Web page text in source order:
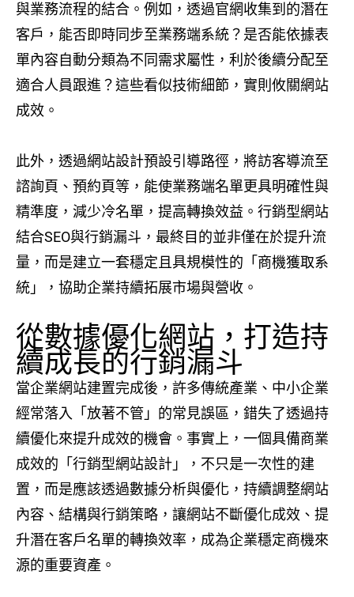
與業務流程的結合。例如，透過官網收集到的潛在
客戶，能否即時同步至業務端系統？是否能依據表
單內容自動分類為不同需求屬性，利於後續分配至
適合人員跟進？這些看似技術細節，實則攸關網站
成效。
此外，透過網站設計預設引導路徑，將訪客導流至
諮詢頁、預約頁等，能使業務端名單更具明確性與
精準度，減少冷名單，提高轉換效益。行銷型網站
結合SEO與行銷漏斗，最終目的並非僅在於提升流
量，而是建立一套穩定且具規模性的「商機獲取系
統」，協助企業持續拓展市場與營收。
從數據優化網站，打造持
續成長的行銷漏斗
當企業網站建置完成後，許多傳統產業、中小企業
經常落入「放著不管」的常見誤區，錯失了透過持
續優化來提升成效的機會。事實上，一個具備商業
成效的「行銷型網站設計」，不只是一次性的建
置，而是應該透過數據分析與優化，持續調整網站
內容、結構與行銷策略，讓網站不斷優化成效、提
升潛在客戶名單的轉換效率，成為企業穩定商機來
源的重要資產。